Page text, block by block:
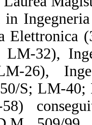
Elettronica
LM-32),
26),
S; LM-